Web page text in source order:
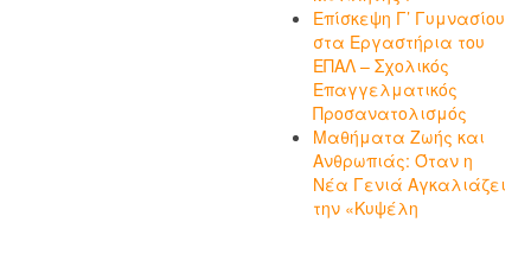
Επίσκεψη Γ’ Γυμνασίου
στα Εργαστήρια του
ΕΠΑΛ – Σχολικός
Επαγγελματικός
Προσανατολισμός
Μαθήματα Ζωής και
Ανθρωπιάς: Όταν η
Νέα Γενιά Αγκαλιάζει
την «Κυψέλη